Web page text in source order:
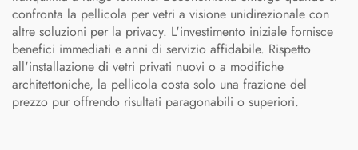
confronta la pellicola per vetri a visione unidirezionale con
altre soluzioni per la privacy. L'investimento iniziale fornisce
benefici immediati e anni di servizio affidabile. Rispetto
all'installazione di vetri privati nuovi o a modifiche
architettoniche, la pellicola costa solo una frazione del
prezzo pur offrendo risultati paragonabili o superiori.